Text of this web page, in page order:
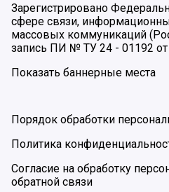
Зарегистрировано
сфере связи,
массовых коммуникаций
запись ПИ № ТУ 24 - 01192 от
Показать баннерные места
Порядок обработки
Политика
Согласие на обработку
обратной связи